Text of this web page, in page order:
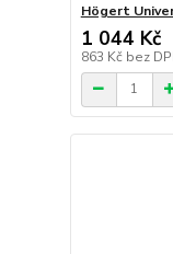
Högert
1 044 Kč
863 Kč bez